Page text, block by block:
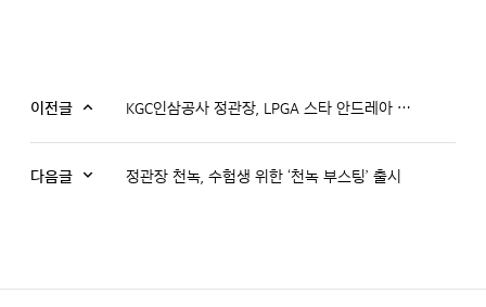
이전글 KGC인삼공사 정관장, LPGA 스타 안드레아 리와 후원 계약 체결
다음글 정관장 천녹, 수험생 위한 ‘천녹 부스팅’ 출시